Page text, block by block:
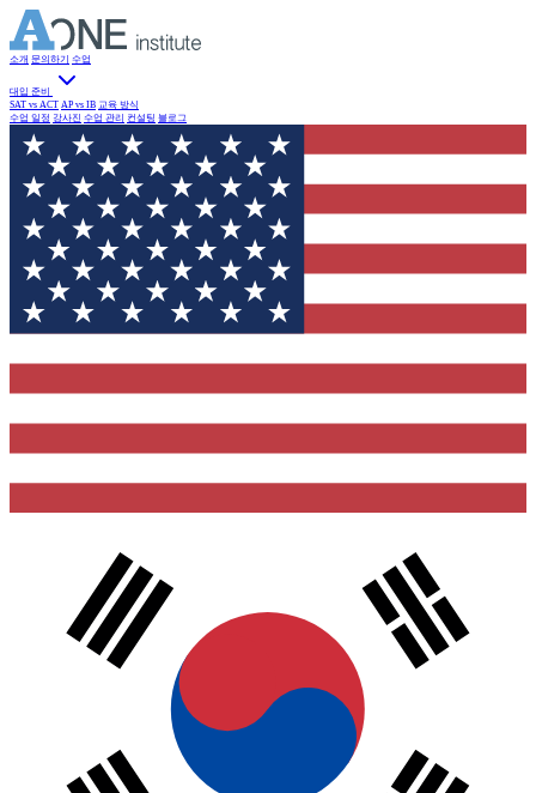
소개 문의하기 수업
대입 준비
SAT vs ACT AP vs IB 교육 방식
수업 일정 강사진 수업 관리 컨설팅 블로그